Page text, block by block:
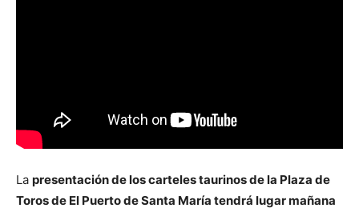
La presentación de los carteles taurinos de la Plaza de
Toros de El Puerto de Santa María tendrá lugar mañana